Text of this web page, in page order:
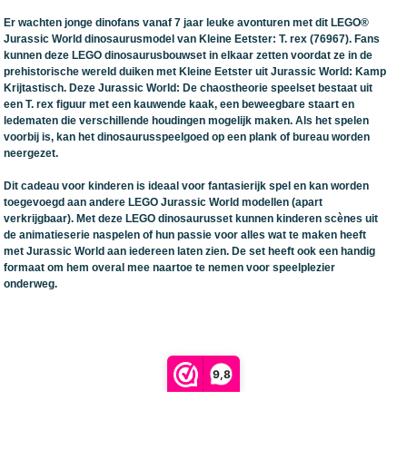
9,8
Er wachten jonge dinofans vanaf 7 jaar leuke avonturen met dit LEGO®
Jurassic World dinosaurusmodel van Kleine Eetster: T. rex (76967). Fans
kunnen deze LEGO dinosaurusbouwset in elkaar zetten voordat ze in de
prehistorische wereld duiken met Kleine Eetster uit Jurassic World: Kamp
Krijtastisch. Deze Jurassic World: De chaostheorie speelset bestaat uit
een T. rex figuur met een kauwende kaak, een beweegbare staart en
ledematen die verschillende houdingen mogelijk maken. Als het spelen
voorbij is, kan het dinosaurusspeelgoed op een plank of bureau worden
neergezet.
Dit cadeau voor kinderen is ideaal voor fantasierijk spel en kan worden
toegevoegd aan andere LEGO Jurassic World modellen (apart
verkrijgbaar). Met deze LEGO dinosaurusset kunnen kinderen scènes uit
de animatieserie naspelen of hun passie voor alles wat te maken heeft
met Jurassic World aan iedereen laten zien. De set heeft ook een handig
formaat om hem overal mee naartoe te nemen voor speelplezier
onderweg.